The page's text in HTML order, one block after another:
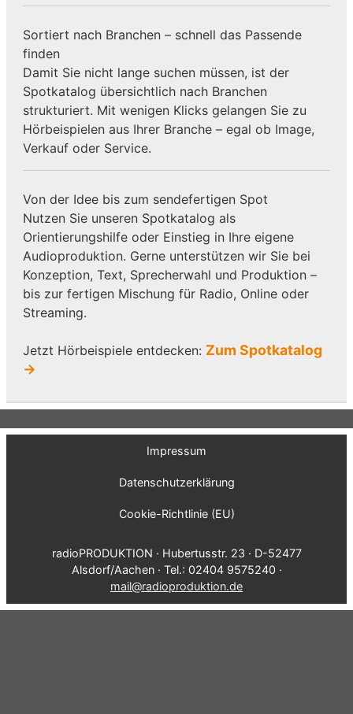
Sortiert nach Branchen – schnell das Passende
finden
Damit Sie nicht lange suchen müssen, ist der
Spotkatalog übersichtlich nach Branchen
strukturiert. Mit wenigen Klicks gelangen Sie zu
Hörbeispielen aus Ihrer Branche – egal ob Image,
Verkauf oder Service.
Von der Idee bis zum sendefertigen Spot
Nutzen Sie unseren Spotkatalog als
Orientierungshilfe oder Einstieg in Ihre eigene
Audioproduktion. Gerne unterstützen wir Sie bei
Konzeption, Text, Sprecherwahl und Produktion –
bis zur fertigen Mischung für Radio, Online oder
Streaming.
Jetzt Hörbeispiele entdecken: Zum Spotkatalog
→
Impressum
Datenschutzerklärung
Cookie-Richtlinie (EU)
radioPRODUKTION · Hubertusstr. 23 · D-52477
Alsdorf/Aachen · Tel.: 02404 9575240 ·
mail@radioproduktion.de